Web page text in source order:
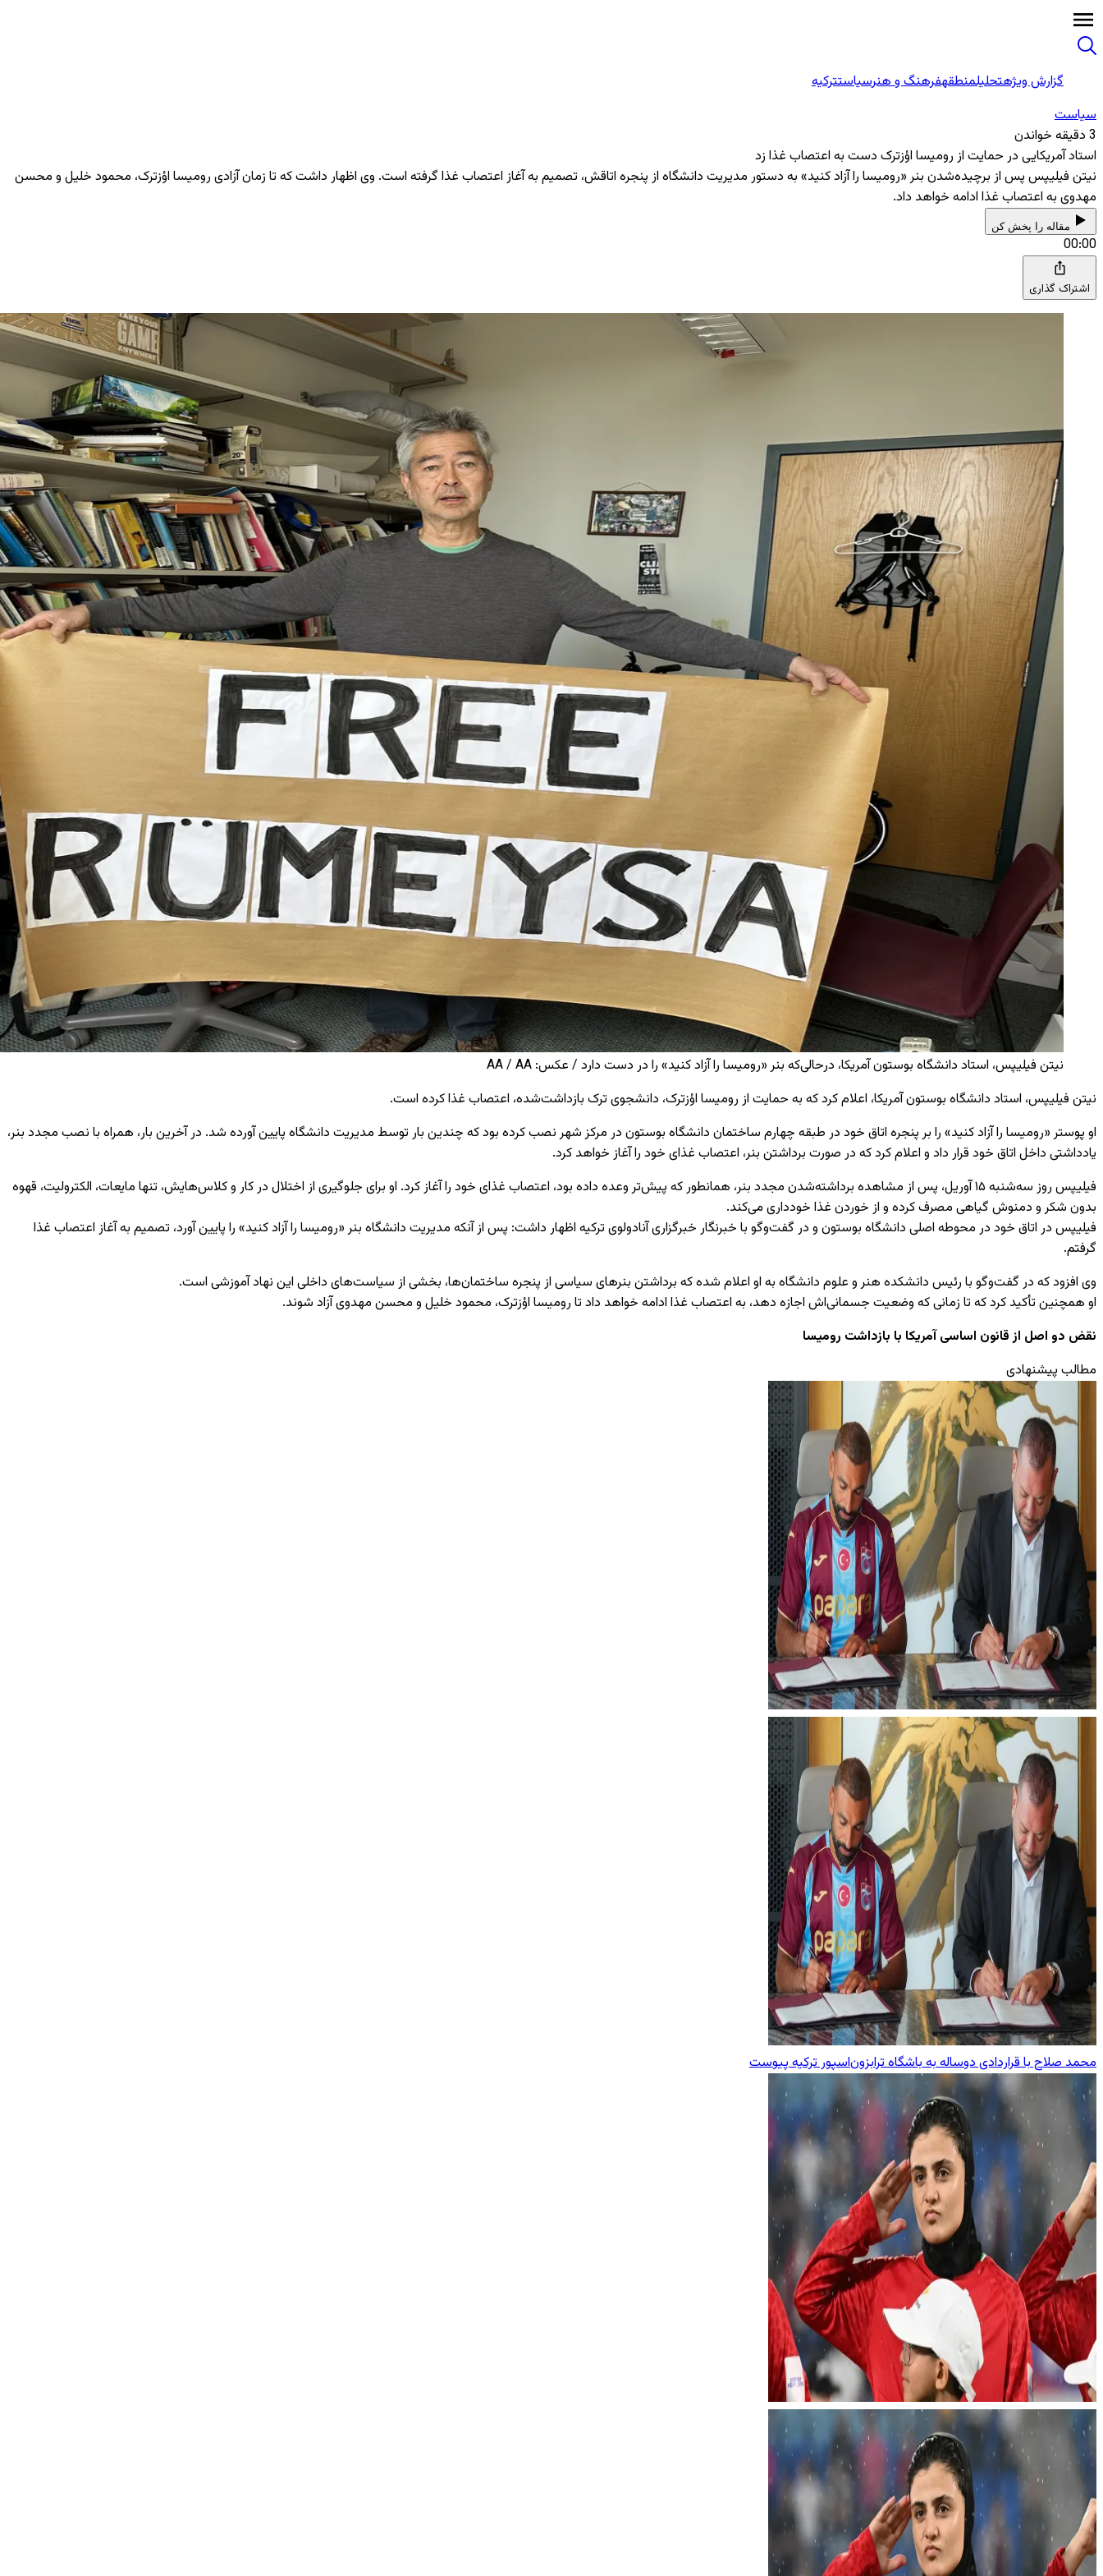
گزارش ویژهتحلیلمنطقهفرهنگ و هنرسیاستترکیه
سیاست
3 دقیقه خواندن
استاد آمریکایی در حمایت از رومیسا اؤزترک دست به اعتصاب غذا زد
نیتن فیلیپس پس از برچیده‌شدن بنر «رومیسا را آزاد کنید» به دستور مدیریت دانشگاه از پنجره اتاقش، تصمیم به آغاز اعتصاب غذا گرفته است. وی اظهار داشت که تا زمان آزادی رومیسا اؤزترک، محمود خلیل و محسن
مهدوی به اعتصاب غذا ادامه خواهد داد.
مقاله را پخش کن
00:00
اشتراک گذاری
نیتن فیلیپس، استاد دانشگاه بوستون آمریکا، درحالی‌که بنر «رومیسا را آزاد کنید» را در دست دارد / عکس: AA / AA
نیتن فیلیپس، استاد دانشگاه بوستون آمریکا، اعلام کرد که به حمایت از رومیسا اؤزترک، دانشجوی ترک بازداشت‌شده، اعتصاب غذا کرده است.
او پوستر «رومیسا را آزاد کنید» را بر پنجره اتاق خود در طبقه چهارم ساختمان دانشگاه بوستون در مرکز شهر نصب کرده بود که چندین بار توسط مدیریت دانشگاه پایین آورده شد. در آخرین بار، همراه با نصب مجدد بنر،
یادداشتی داخل اتاق خود قرار داد و اعلام کرد که در صورت برداشتن بنر، اعتصاب غذای خود را آغاز خواهد کرد.
فیلیپس روز سه‌شنبه ۱۵ آوریل، پس از مشاهده برداشته‌شدن مجدد بنر، همانطور که پیش‌تر وعده داده بود، اعتصاب غذای خود را آغاز کرد. او برای جلوگیری از اختلال در کار و کلاس‌هایش، تنها مایعات، الکترولیت، قهوه
بدون شکر و دمنوش گیاهی مصرف کرده و از خوردن غذا خودداری می‌کند.
فیلیپس در اتاق خود در محوطه اصلی دانشگاه بوستون و در گفت‌وگو با خبرنگار خبرگزاری آنادولوی ترکیه اظهار داشت: پس از آنکه مدیریت دانشگاه بنر «رومیسا را آزاد کنید» را پایین آورد، تصمیم به آغاز اعتصاب غذا
گرفتم.
وی افزود که در گفت‌وگو با رئیس دانشکده هنر و علوم دانشگاه به او اعلام شده که برداشتن بنرهای سیاسی از پنجره ساختمان‌ها، بخشی از سیاست‌های داخلی این نهاد آموزشی است.
او همچنین تأکید کرد که تا زمانی که وضعیت جسمانی‌اش اجازه دهد، به اعتصاب غذا ادامه خواهد داد تا رومیسا اؤزترک، محمود خلیل و محسن مهدوی آزاد شوند.
نقض دو اصل از قانون اساسی آمریکا با بازداشت رومیسا
مطالب پیشنهادی
محمد صلاح با قراردادی دوساله به باشگاه ترابزون‌اسپور ترکیه پیوست